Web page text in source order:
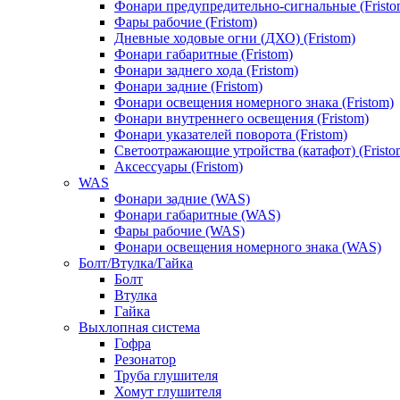
Фонари предупредительно-сигнальные
Фары рабочие (Fristom)
Дневные ходовые огни (ДХО) (Fristom)
Фонари габаритные (Fristom)
Фонари заднего хода (Fristom)
Фонари задние (Fristom)
Фонари освещения номерного знака (Fristom)
Фонари внутреннего освещения (Fristom)
Фонари указателей поворота (Fristom)
Светоотражающие утройства (катафот)
Аксессуары (Fristom)
WAS
Фонари задние (WAS)
Фонари габаритные (WAS)
Фары рабочие (WAS)
Фонари освещения номерного знака (WAS)
Болт/Втулка/Гайка
Болт
Втулка
Гайка
Выхлопная система
Гофра
Резонатор
Труба глушителя
Хомут глушителя